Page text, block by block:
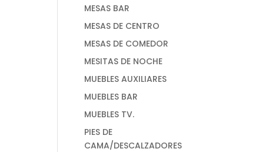
MESAS BAR
MESAS DE CENTRO
MESAS DE COMEDOR
MESITAS DE NOCHE
MUEBLES AUXILIARES
MUEBLES BAR
MUEBLES TV.
PIES DE
CAMA/DESCALZADORES